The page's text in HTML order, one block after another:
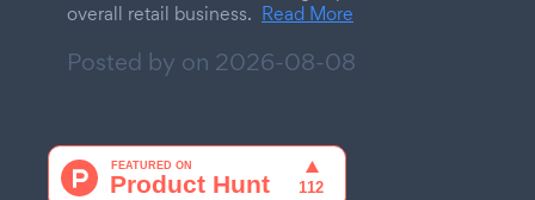
overall retail business. Read More
Posted by on 2026-08-08